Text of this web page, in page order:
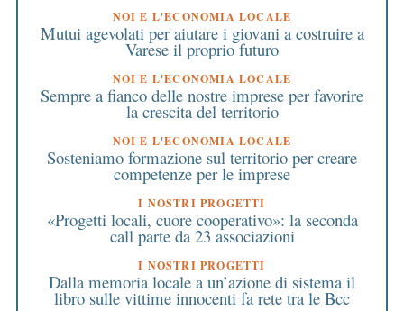
NOI E L'ECONOMIA LOCALE
Mutui agevolati per aiutare i giovani a costruire a
Varese il proprio futuro
NOI E L'ECONOMIA LOCALE
Sempre a fianco delle nostre imprese per favorire
la crescita del territorio
NOI E L'ECONOMIA LOCALE
Sosteniamo formazione sul territorio per creare
competenze per le imprese
I NOSTRI PROGETTI
«Progetti locali, cuore cooperativo»: la seconda
call parte da 23 associazioni
I NOSTRI PROGETTI
Dalla memoria locale a un’azione di sistema il
libro sulle vittime innocenti fa rete tra le Bcc